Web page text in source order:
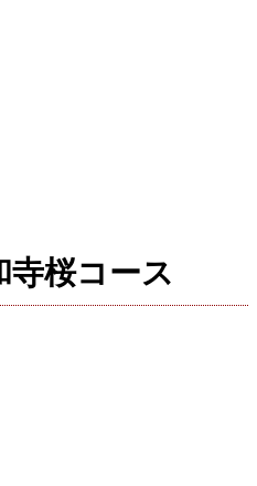
寺桜コース